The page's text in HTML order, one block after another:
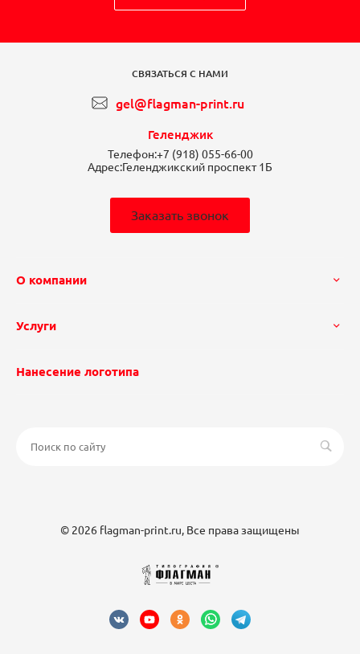
СВЯЗАТЬСЯ С НАМИ
gel@flagman-print.ru
Геленджик
Телефон:+7 (918) 055-66-00
Адрес:Геленджикский проспект 1Б
Заказать звонок
О компании
Услуги
Нанесение логотипа
© 2026 flagman-print.ru, Все права защищены